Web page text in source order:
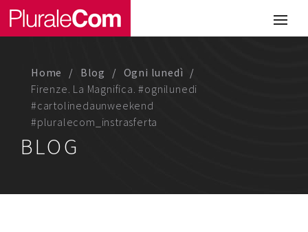
Portfolio
Comunicazione
Web
Media & Visual Design
Home Blog
Ogni lunedì
Firenze. La Magnifica. #ognilunedi
#cartolinedaunweekend
#pluralecom_instrasferta
BLOG